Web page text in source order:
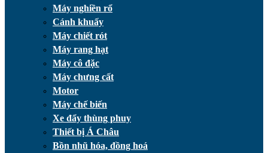
Máy nghiền rổ
Cánh khuấy
Máy chiết rót
Máy rang hạt
Máy cô đặc
Máy chưng cất
Motor
Máy chế biến
Xe đẩy thùng phuy
Thiết bị Á Châu
Bồn nhũ hóa, đồng hoá